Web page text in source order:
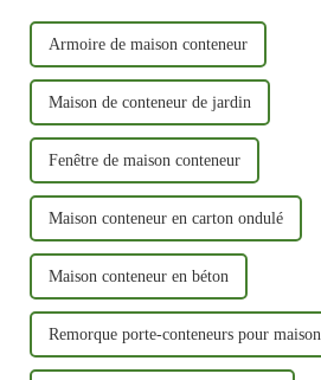
Armoire de maison conteneur
Maison de conteneur de jardin
Fenêtre de maison conteneur
Maison conteneur en carton ondulé
Maison conteneur en béton
Remorque porte-conteneurs pour maison